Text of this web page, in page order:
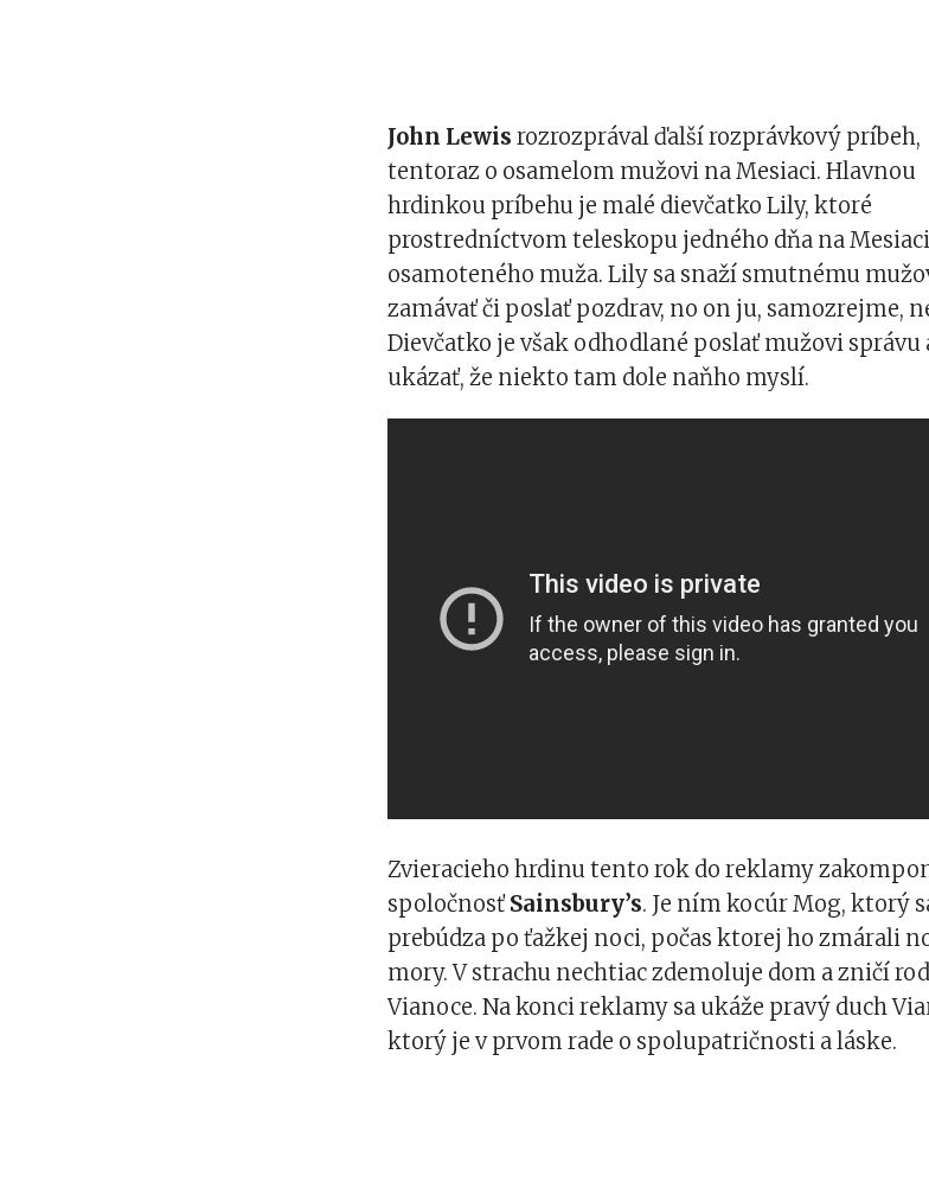
John Lewis rozrozprával ďalší rozprávkový príbeh,
tentoraz o osamelom mužovi na Mesiaci. Hlavnou
hrdinkou príbehu je malé dievčatko Lily, ktoré
prostredníctvom teleskopu jedného dňa na
osamoteného muža. Lily sa snaží smutnému
zamávať či poslať pozdrav, no on ju, samozrejme,
Dievčatko je však odhodlané poslať mužovi správu
ukázať, že niekto tam dole naňho myslí.
Zvieracieho hrdinu tento rok do reklamy
spoločnosťSainsbury’s. Je ním kocúr Mog, ktorý
prebúdza po ťažkej noci, počas ktorej ho zmárali
mory. V strachu nechtiac zdemoluje dom a zničí
Vianoce. Na konci reklamy sa ukáže pravý duch
ktorý je v prvom rade o spolupatričnosti a láske.